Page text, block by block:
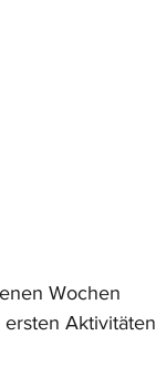
Wochen
Aktivitäten